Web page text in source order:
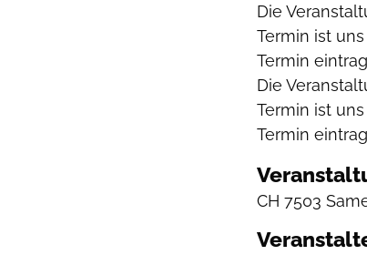
Die
Termin ist
Termin
Die
Termin ist
Termin
CH 7503